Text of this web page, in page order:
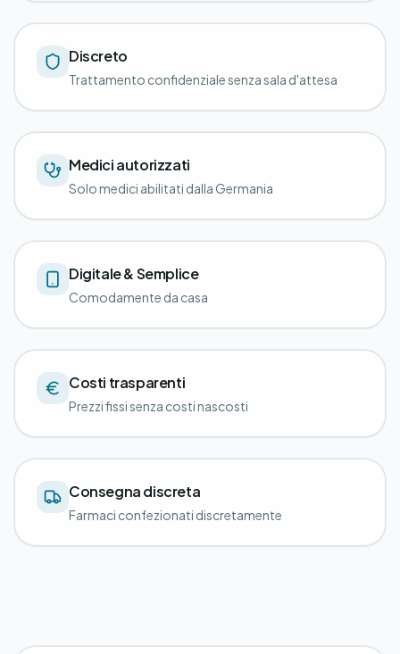
Discreto
Trattamento confidenziale senza sala d'attesa
Medici autorizzati
Solo medici abilitati dalla Germania
Digitale & Semplice
Comodamente da casa
Costi trasparenti
Prezzi fissi senza costi nascosti
Consegna discreta
Farmaci confezionati discretamente